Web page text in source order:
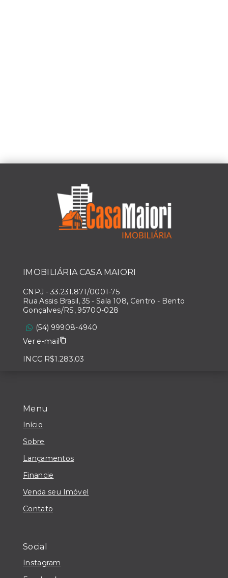
Menu
Início
Sobre
Lançamentos
Financie
Venda seu Imóvel
Contato
Social
Instagram
IMOBILIÁRIA CASA MAIORI
CNPJ - 33.231.871/0001-75
Rua Assis Brasil, 35 - Sala 108, Centro - Bento
Gonçalves/RS, 95700-028
(54) 99908-4940
Ver e-mail
INCC R$1.283,03